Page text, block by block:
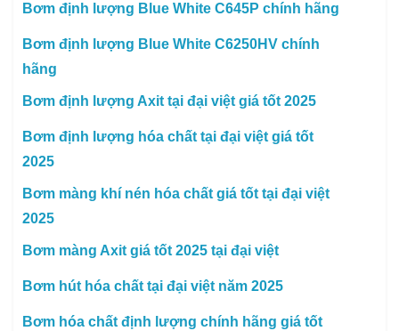
Bơm định lượng Blue White C645P chính hãng
Bơm định lượng Blue White C6250HV chính
hãng
Bơm định lượng Axit tại đại việt giá tốt 2025
Bơm định lượng hóa chất tại đại việt giá tốt
2025
Bơm màng khí nén hóa chất giá tốt tại đại việt
2025
Bơm màng Axit giá tốt 2025 tại đại việt
Bơm hút hóa chất tại đại việt năm 2025
Bơm hóa chất định lượng chính hãng giá tốt